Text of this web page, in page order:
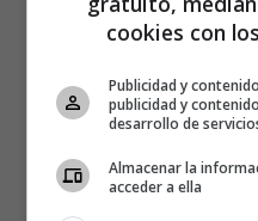
cookies con
Publicidad y
publicidad y
desarrollo de
Almacenar la
acceder a ella